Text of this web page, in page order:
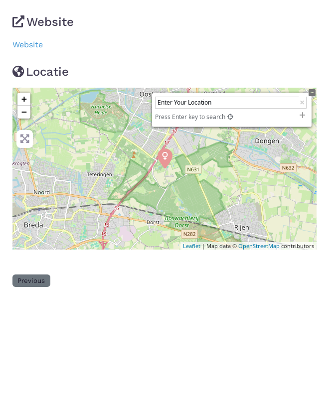
Website
Website
Locatie
+
−
Press Enter key to search
Leaflet | Map data ©OpenStreetMapcontributors
Previous